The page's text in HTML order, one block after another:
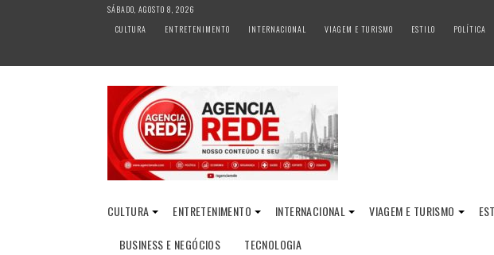
SÁBADO, AGOSTO 8, 2026
CULTURA
ENTRETENIMENTO INTERNACIONAL VIAGEM E TURISMO ESTILO POLÍTICA
CULTURA ENTRETENIMENTO INTERNACIONAL VIAGEM E TURISMO
BUSINESS E NEGÓCIOS
TECNOLOGIA